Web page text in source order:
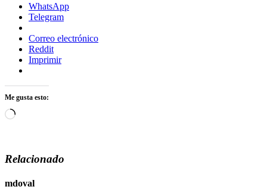
WhatsApp
Telegram
Correo electrónico
Reddit
Imprimir
Me gusta esto:
Cargando...
Relacionado
mdoval